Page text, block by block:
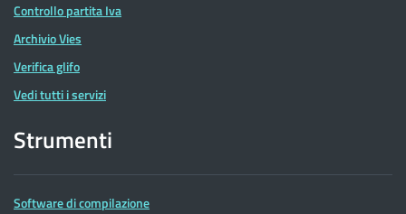
Controllo partita Iva
Archivio Vies
Verifica glifo
Vedi tutti i servizi
Strumenti
Software di compilazione